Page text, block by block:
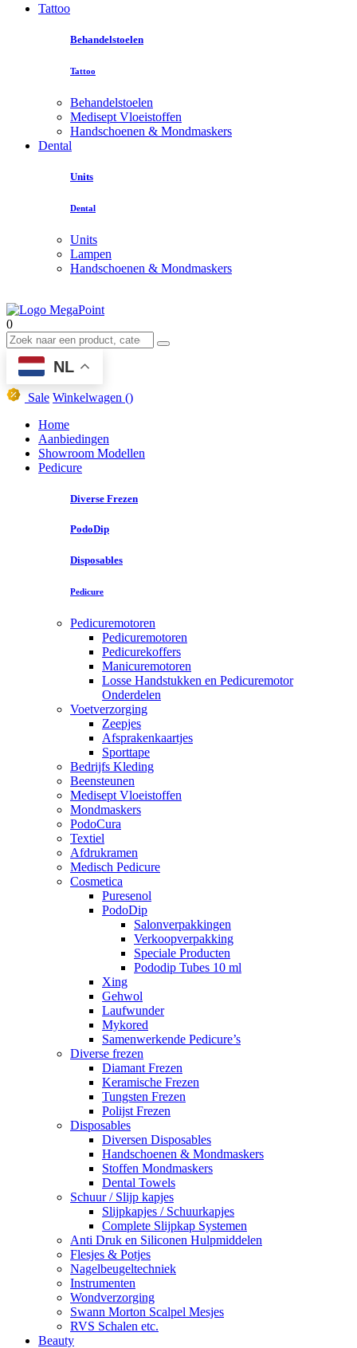
Tattoo
Behandelstoelen
Tattoo
Behandelstoelen
Medisept Vloeistoffen
Handschoenen & Mondmaskers
Dental
Units
Dental
Units
Lampen
Handschoenen & Mondmaskers
0
NL
Sale Winkelwagen ()
Home
Aanbiedingen
Showroom Modellen
Pedicure
Diverse Frezen
PodoDip
Disposables
Pedicure
Pedicuremotoren
Pedicuremotoren
Pedicurekoffers
Manicuremotoren
Losse Handstukken en Pedicuremotor
Onderdelen
Voetverzorging
Zeepjes
Afsprakenkaartjes
Sporttape
Bedrijfs Kleding
Beensteunen
Medisept Vloeistoffen
Mondmaskers
PodoCura
Textiel
Afdrukramen
Medisch Pedicure
Cosmetica
Puresenol
PodoDip
Salonverpakkingen
Verkoopverpakking
Speciale Producten
Pododip Tubes 10 ml
Xing
Gehwol
Laufwunder
Mykored
Samenwerkende Pedicure’s
Diverse frezen
Diamant Frezen
Keramische Frezen
Tungsten Frezen
Polijst Frezen
Disposables
Diversen Disposables
Handschoenen & Mondmaskers
Stoffen Mondmaskers
Dental Towels
Schuur / Slijp kapjes
Slijpkapjes / Schuurkapjes
Complete Slijpkap Systemen
Anti Druk en Siliconen Hulpmiddelen
Flesjes & Potjes
Nagelbeugeltechniek
Instrumenten
Wondverzorging
Swann Morton Scalpel Mesjes
RVS Schalen etc.
Beauty